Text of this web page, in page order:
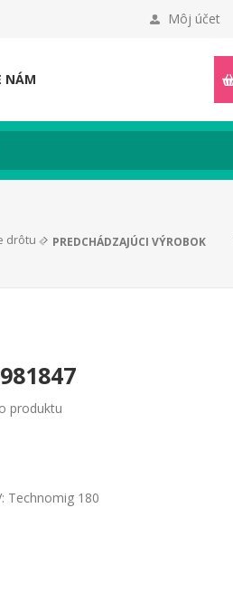
Môj účet
NÁM
drôtu
PREDCHÁDZAJÚCI VÝROBOK
produktu
Technomig 180